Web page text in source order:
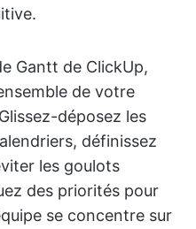
Gantt de ClickUp,
de votre
déposez les
définissez
les goulots
des priorités pour
se concentre sur